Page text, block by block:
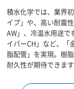
積水化学では、業界
イプ」や、高い耐震
AW」、冷温水用途
イパーCH」など、「
脂配管」を実現。樹
耐久性が期待できます